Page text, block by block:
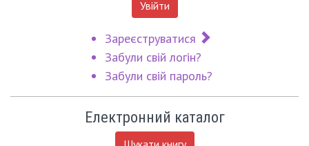
Увійти
Зареєструватися
Забули свій логін?
Забули свій пароль?
Електронний каталог